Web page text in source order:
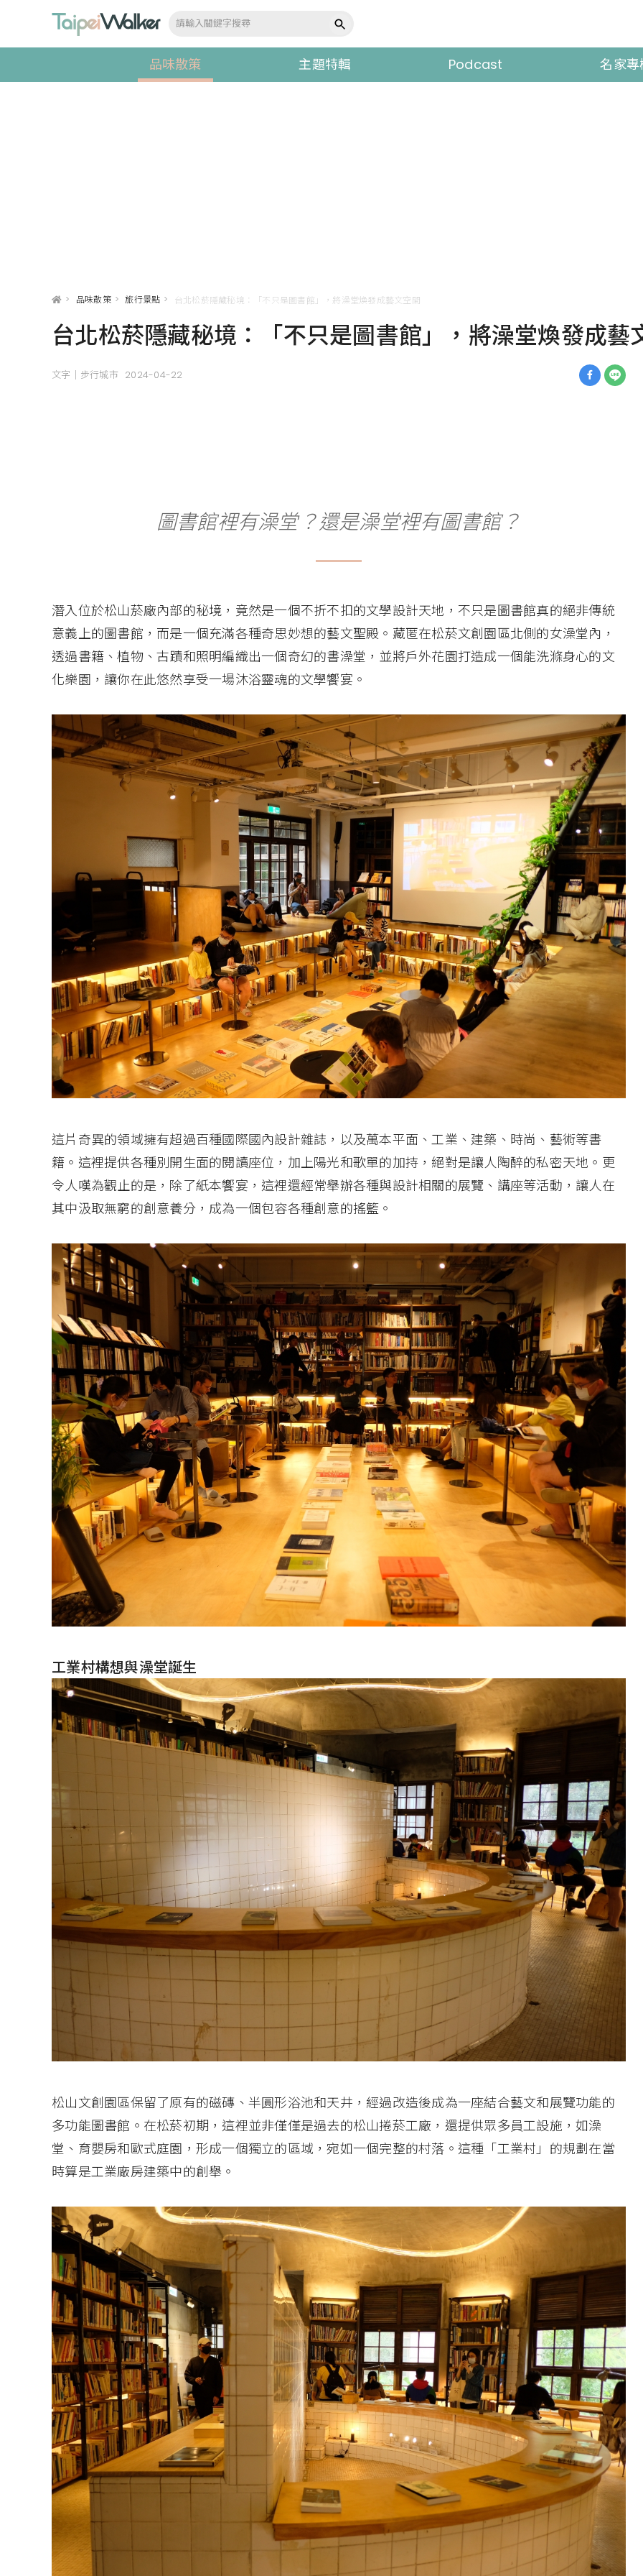
品味散策 主題特輯 Podcast 名家專
> 品味散策 > 旅行景點 > 台北松菸隱藏秘境：「不只是圖書館」，將澡堂煥發成藝文空間
台北松菸隱藏秘境：「不只是圖書館」，將澡堂煥發成藝
文字｜步行城市 2024-04-22
圖書館裡有澡堂？還是澡堂裡有圖書館？
潛入位於松山菸廠內部的秘境，竟然是一個不折不扣的文學設計天地，不只是圖書館真的絕非傳統
意義上的圖書館，而是一個充滿各種奇思妙想的藝文聖殿。藏匿在松菸文創園區北側的女澡堂內，
透過書籍、植物、古蹟和照明編織出一個奇幻的書澡堂，並將戶外花園打造成一個能洗滌身心的文
化樂園，讓你在此悠然享受一場沐浴靈魂的文學饗宴。
這片奇異的領域擁有超過百種國際國內設計雜誌，以及萬本平面、工業、建築、時尚、藝術等書
籍。這裡提供各種別開生面的閱讀座位，加上陽光和歌單的加持，絕對是讓人陶醉的私密天地。更
令人嘆為觀止的是，除了紙本饗宴，這裡還經常舉辦各種與設計相關的展覽、講座等活動，讓人在
其中汲取無窮的創意養分，成為一個包容各種創意的搖籃。
工業村構想與澡堂誕生
松山文創園區保留了原有的磁磚、半圓形浴池和天井，經過改造後成為一座結合藝文和展覽功能的
多功能圖書館。在松菸初期，這裡並非僅僅是過去的松山捲菸工廠，還提供眾多員工設施，如澡
堂、育嬰房和歐式庭園，形成一個獨立的區域，宛如一個完整的村落。這種「工業村」的規劃在當
時算是工業廠房建築中的創舉。